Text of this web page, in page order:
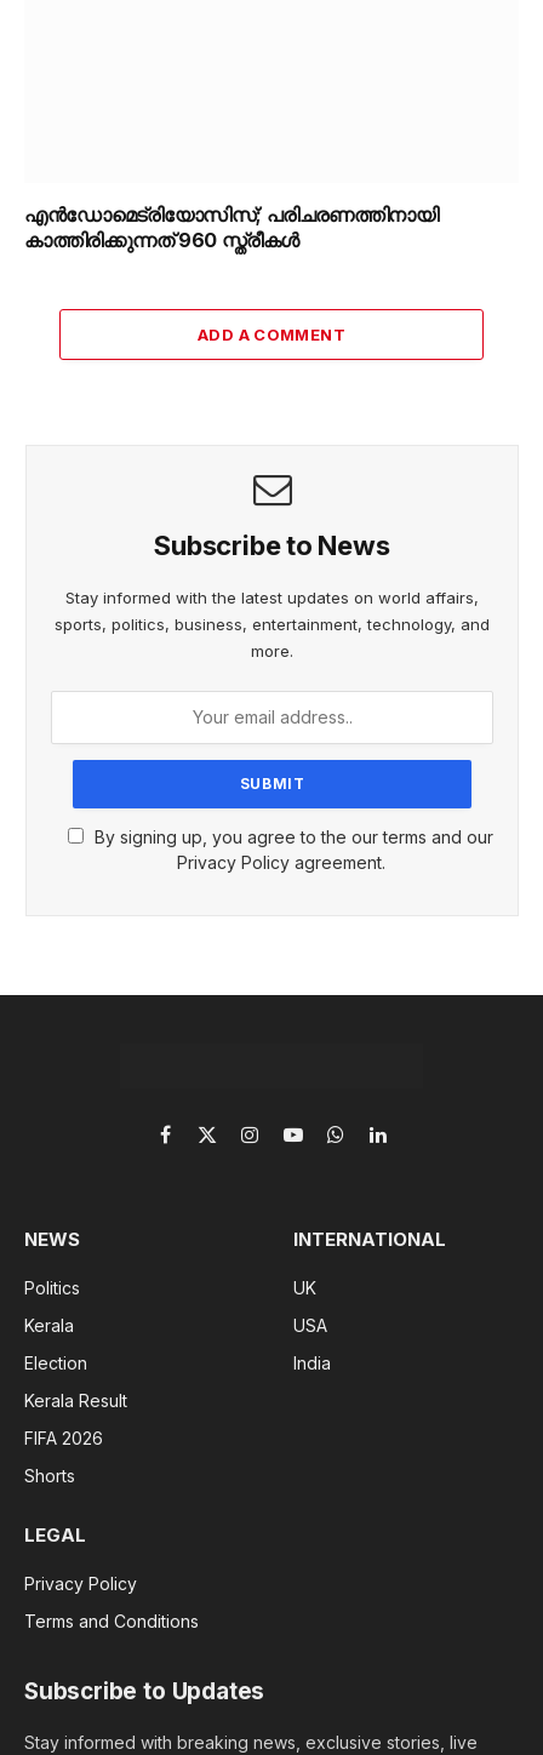
എൻഡോമെട്രിയോസിസ്; പരിചരണത്തിനായി
കാത്തിരിക്കുന്നത് 960 സ്ത്രീകൾ
ADD A COMMENT
Subscribe to News
Stay informed with the latest updates on world affairs,
sports, politics, business, entertainment, technology, and
more.
By signing up, you agree to the our terms and our
Privacy Policy agreement.
Facebook
X
InstagramYouTubeWhatsAppLinkedIn
NEWS
Politics
Kerala
Election
Kerala Result
FIFA 2026
Shorts
INTERNATIONAL
UK
USA
India
LEGAL
Privacy Policy
Terms and Conditions
Subscribe to Updates
Stay informed with breaking news, exclusive stories, live